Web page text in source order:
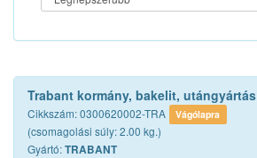
Trabant kormány, bakelit, utángyártás
Cikkszám: 0300620002-TRA Vágólapra
(csomagolási súly: 2.00 kg.)
Gyártó:TRABANT